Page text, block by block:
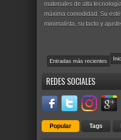
materiales de alta
máxima comodidad. Su
minimalista, su tacto y
Entradas más recientes
REDES SOCIALES
Popular Tags